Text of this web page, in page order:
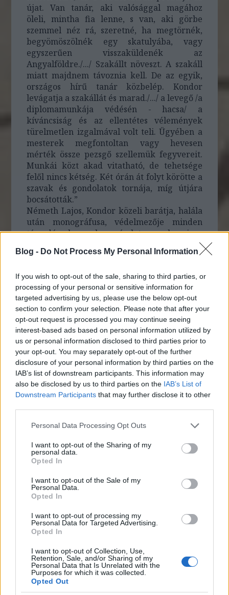
Blog - Do Not Process My Personal Information
If you wish to opt-out of the sale, sharing to third parties, or
processing of your personal or sensitive information for
targeted advertising by us, please use the below opt-out
section to confirm your selection. Please note that after your
opt-out request is processed you may continue seeing
interest-based ads based on personal information utilized by
us or personal information disclosed to third parties prior to
your opt-out. You may separately opt-out of the further
disclosure of your personal information by third parties on the
IAB’s list of downstream participants. This information may
also be disclosed by us to third parties on the IAB’s List of
Downstream Participants that may further disclose it to other
Please note that this website/app uses one or more Google
not limited to your visit or usage behaviour. You may click to
grant or deny consent to Google and its third-party tags to
use your data for below specified purposes in below Google
consent section.
Personal Data Processing Opt Outs
I want to opt-out of the Sharing of my
personal data.
Opted In
I want to opt-out of the Sale of my
Personal Data.
Opted In
I want to opt-out of processing my
Personal Data for Targeted Advertising.
Opted In
I want to opt-out of Collection, Use,
Retention, Sale, and/or Sharing of my
Personal Data that Is Unrelated with the
Purposes for which it was collected.
Opted Out
újat. Van tanár, aki valósággal magához
öleli, mintha fia lenne, s van, aki görbe
szemmel néz rá, szeretné, ha megtörnék,
begyömöszölnék egy skatulyába, vagy
egyszerűen visszaküldenék az
Angyalföldre./.../ Szakállt növeszt. A szakáll
miatt majdnem távoznia kell. De az egyik,
országos hírű tanár közbelép. Kondor
levágatja a szakállát és marad./.../ a levegő /a
diplomamunkája védésén - hacsa/ a
kíváncsiság és az ellentétes vélemények
türelmetlen izgalmával volt teli. Ügyében a
mesterek megfontoltan vagy hevesen
mérték össze pezsgő szellemük fegyvereit.
Munkái közt akad vitatható, de tehetsége
felől nincs kétség. Két órán át folyt körötte a
szavak és gondolatok tornája, míg útjára
bocsátották.”
Németh Lajos, Kondor közeli barátja, halála
után monográfusa, védelmezője minden
támadással szemben részletesen elemzi az
számában a
diplomamunkát, a Dózsa-sorozatot, és
Kondor majd tüske lesz a hatalom körme
alatt: „ A diplomamunka-vita felszólalóinak
legnagyobb része idegennek érezte Kondor
rézkarcainak középkorias hangulatát.../.../
Mintha minden alak, minden mozdulat már
eleve magában hordaná a tragikus bukás
sejtelmét, s ez a végzetszerűség nem is
annyira a forradalom elbukásának a
mindenhova elhatoló előrevetett árnyéka,
hanem valamiféle biológiai félelem, a priori
sorsszerűség. Csoportjaira és figuráira az
egyedi sorsokon uralkodó hatalmak, a lét
végső kérdései nehezednek.”
Kondornak az volt a – relatív - szerencséje,
nyilvánosságra jutó első nagy vita már a
forradalom előtti erjedés, föllazulás
felfogta, hogy miről szól Kondor művészete,
már kiment a gyakorlatból a nem tetsző
művészekkel való leszámolásnak a Rákosi-
korszakra jellemző végletessége, és az
esetek egy részében megjelenhettek a
nyilvánosságban eltérő vélemények is.